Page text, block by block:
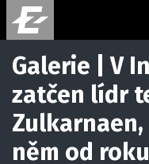
Galerie | V
zatčen lídr
něm od